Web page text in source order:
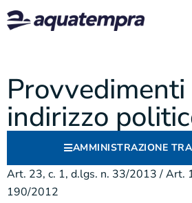
indirizzo
AMMINISTRAZIONE
Art. 23, c. 1, d.lgs. n. 33/2013 / Art.
190/2012